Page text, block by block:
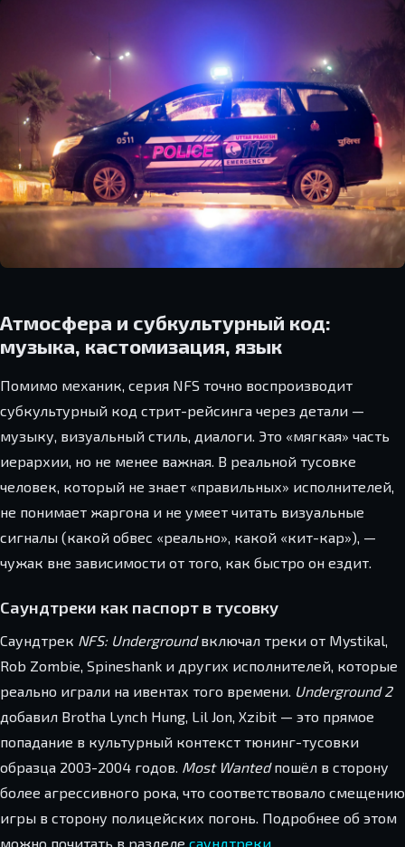
Атмосфера и субкультурный код:
музыка, кастомизация, язык
Помимо механик, серия NFS точно воспроизводит
субкультурный код стрит-рейсинга через детали —
музыку, визуальный стиль, диалоги. Это «мягкая» часть
иерархии, но не менее важная. В реальной тусовке
человек, который не знает «правильных» исполнителей,
не понимает жаргона и не умеет читать визуальные
сигналы (какой обвес «реально», какой «кит-кар»), —
чужак вне зависимости от того, как быстро он ездит.
Саундтреки как паспорт в тусовку
Саундтрек NFS: Undergroundвключал треки от Mystikal,
Rob Zombie, Spineshank и других исполнителей, которые
реально играли на ивентах того времени. Underground 2
добавил Brotha Lynch Hung, Lil Jon, Xzibit — это прямое
попадание в культурный контекст тюнинг-тусовки
образца 2003-2004 годов. Most Wantedпошёл в сторону
более агрессивного рока, что соответствовало смещению
игры в сторону полицейских погонь. Подробнее об этом
можно почитать в разделе саундтреки